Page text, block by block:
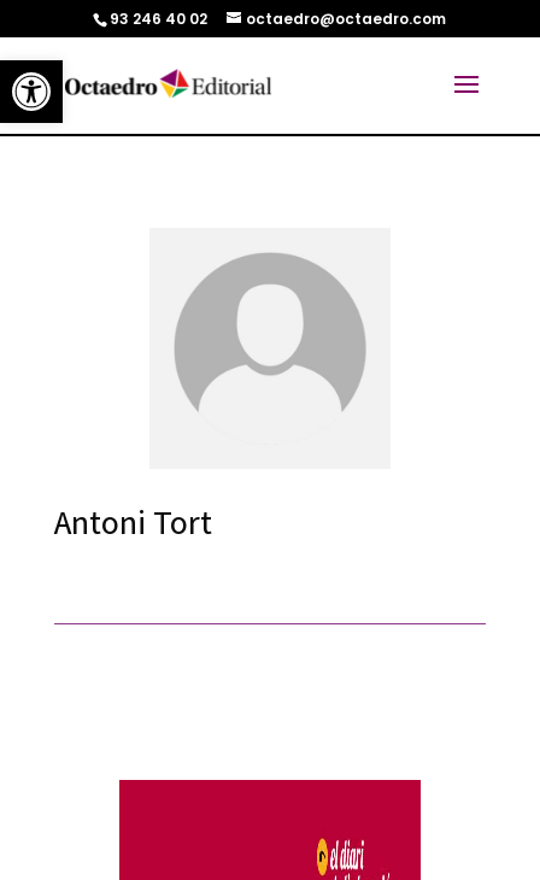
Abrir barra de herramientas
93 246 40 02 octaedro@octaedro.com
Antoni Tort